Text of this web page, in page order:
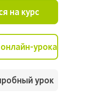
на курс
урока
урок